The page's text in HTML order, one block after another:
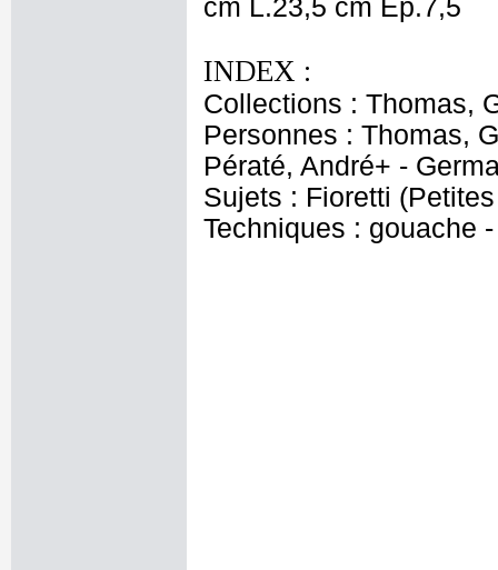
cm L.23,5 cm Ep.7,5
INDEX :
Collections : Thomas,
Personnes : Thomas,
Pératé, André+ -
Sujets : Fioretti
Techniques : gouache